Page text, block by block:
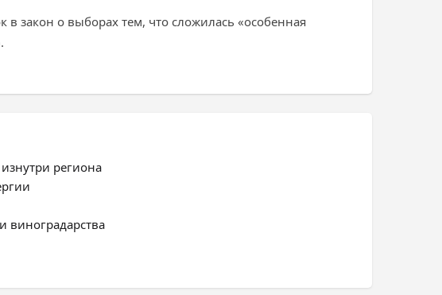
в закон о выборах тем, что сложилась «особенная
региона
виноградарства